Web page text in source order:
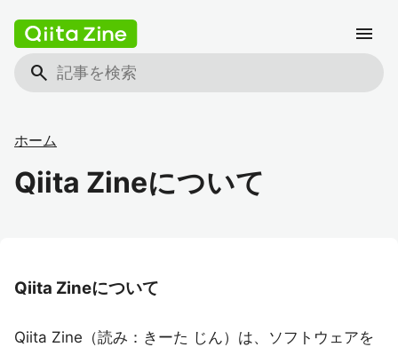
search
menu
ホーム
Qiita Zineについて
Qiita Zineについて
Qiita Zine（読み：きーた じん）は、ソフトウェアを